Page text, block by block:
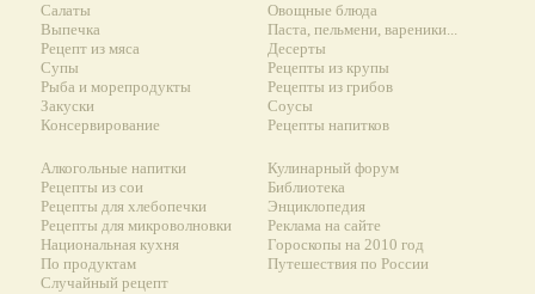
Салаты
Выпечка
Рецепт из мяса
Супы
Рыба и морепродукты
Закуски
Консервирование
Овощные блюда
Паста, пельмени, вареники...
Десерты
Рецепты из крупы
Рецепты из грибов
Соусы
Рецепты напитков
Алкогольные напитки
Рецепты из сои
Рецепты для хлебопечки
Рецепты для микроволновки
Национальная кухня
По продуктам
Случайный рецепт
Кулинарный форум
Библиотека
Энциклопедия
Реклама на сайте
Гороскопы на 2010 год
Путешествия по России